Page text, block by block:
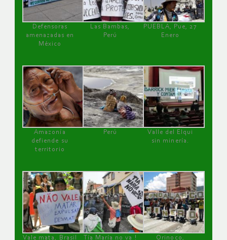
Defensoras
amenazadas en
México
Las Bambas,
Perú
PUEBLA, Pue, 27
Enero
Amazonía
defiende su
territorio
Perú
Valle del Elqui
sin minería.
Vale mata, Brasil Tía María no va ! Orinoco,